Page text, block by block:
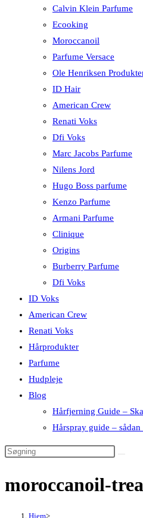
Calvin Klein Parfume
Ecooking
Moroccanoil
Parfume Versace
Ole Henriksen
ID Hair
American Crew
Renati Voks
Dfi Voks
Marc Jacobs Parfume
Nilens Jord
Hugo Boss parfume
Kenzo Parfume
Armani Parfume
Clinique
Origins
Burberry Parfume
Dfi Voks
ID Voks
American Crew
Renati Voks
Hårprodukter
Parfume
Hudpleje
Blog
Hårfjerning Guide –
Hårspray guide –
moroccanoil-
Hjem>